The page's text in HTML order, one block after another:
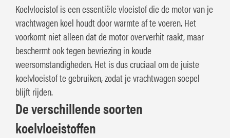
Koelvloeistof is een essentiële vloeistof die de motor van je
vrachtwagen koel houdt door warmte af te voeren. Het
voorkomt niet alleen dat de motor oververhit raakt, maar
beschermt ook tegen bevriezing in koude
weersomstandigheden. Het is dus cruciaal om de juiste
koelvloeistof te gebruiken, zodat je vrachtwagen soepel
blijft rijden.
De verschillende soorten
koelvloeistoffen